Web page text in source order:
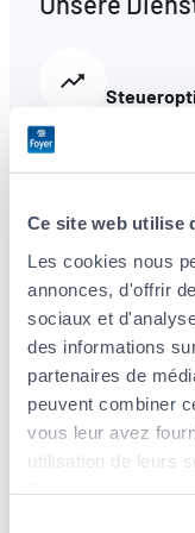
Ce site web utilise
Les cookies nous
annonces, d'offrir
sociaux et
des informations
partenaires de
peuvent combiner
vous leur avez
utilisation de leurs
Wir
Vorsorge-
Ihren